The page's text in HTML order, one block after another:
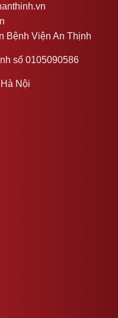
Bệnh Viện An Thịnh
số 0105090586
Nội